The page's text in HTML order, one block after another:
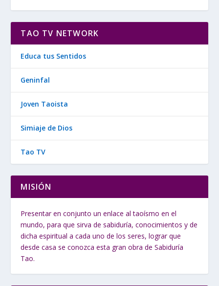
TAO TV NETWORK
Educa tus Sentidos
Geninfal
Joven Taoista
Simiaje de Dios
Tao TV
MISIÓN
Presentar en conjunto un enlace al taoísmo en el
mundo, para que sirva de sabiduría, conocimientos y de
dicha espiritual a cada uno de los seres, lograr que
desde casa se conozca esta gran obra de Sabiduría
Tao.